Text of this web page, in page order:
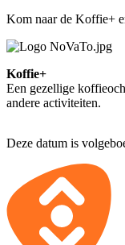
Kom naar de Koffie+
Koffie+
Een gezellige
andere activiteiten.
Deze datum is